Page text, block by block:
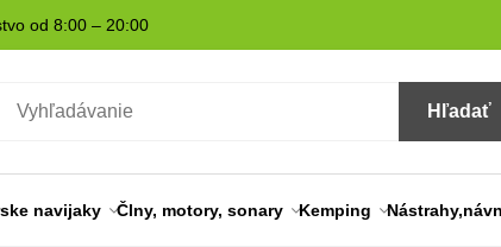
od 8:00 – 20:00
Hľadať
navijaky Člny, motory, sonary Kemping